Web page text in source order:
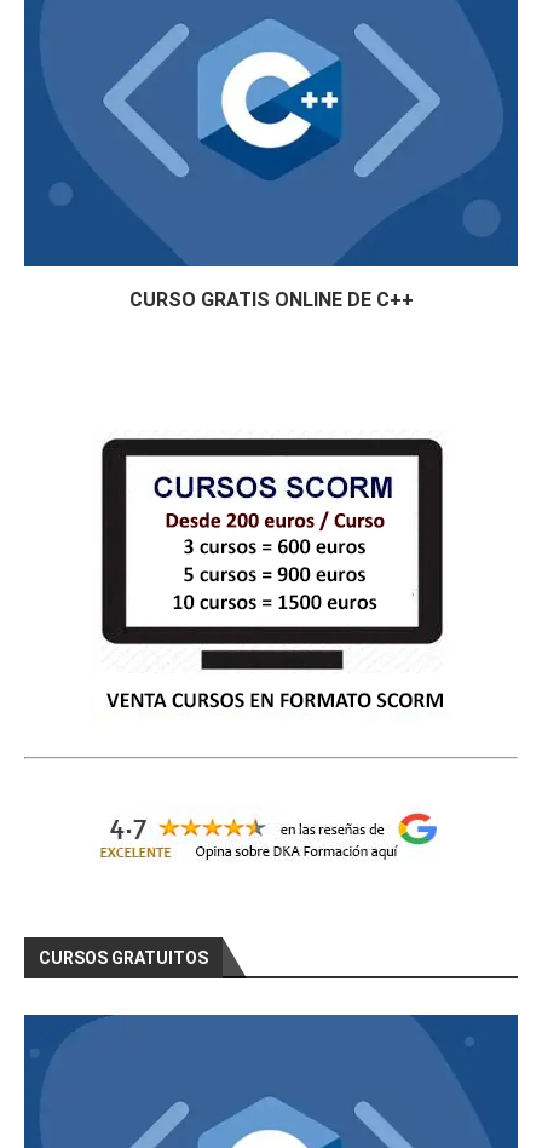
CURSO GRATIS ONLINE DE C++
CURSOS GRATUITOS